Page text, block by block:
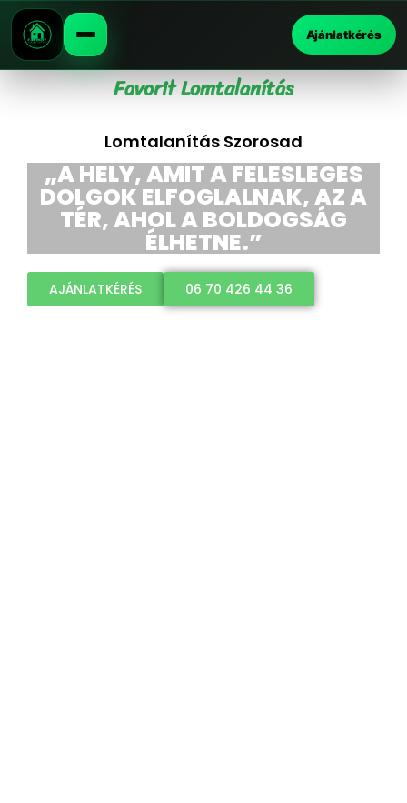
Ajánlatkérés
Favorit Lomtalanítás
Lomtalanítás Szorosad
„A HELY, AMIT A FELESLEGES
DOLGOK ELFOGLALNAK, AZ A
TÉR, AHOL A BOLDOGSÁG
ÉLHETNE.”
AJÁNLATKÉRÉS 06 70 426 44 36